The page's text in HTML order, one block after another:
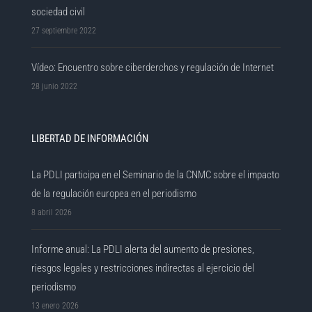
sociedad civil
27 septiembre 2022
Vídeo: Encuentro sobre ciberderchos y regulación de Internet
28 junio 2022
LIBERTAD DE INFORMACIÓN
La PDLI participa en el Seminario de la CNMC sobre el impacto
de la regulación europea en el periodismo
8 abril 2026
Informe anual: La PDLI alerta del aumento de presiones,
riesgos legales y restricciones indirectas al ejercicio del
periodismo
13 enero 2026